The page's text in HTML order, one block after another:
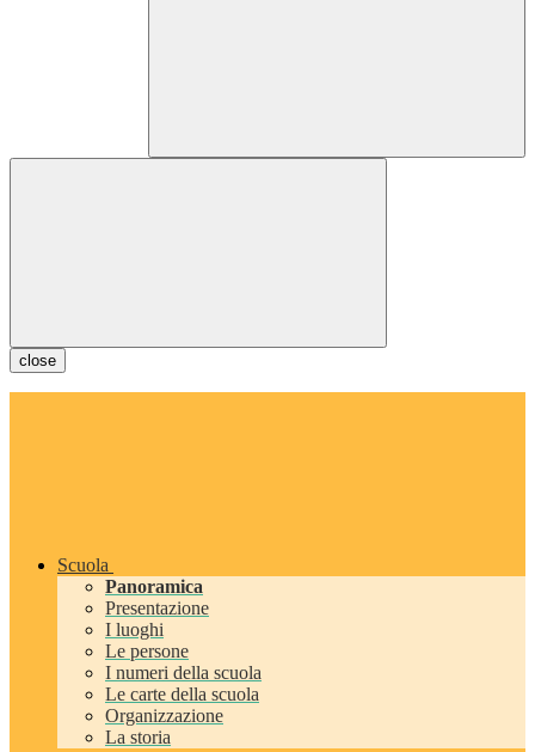
close
Scuola
Panoramica
Presentazione
I luoghi
Le persone
I numeri della scuola
Le carte della scuola
Organizzazione
La storia